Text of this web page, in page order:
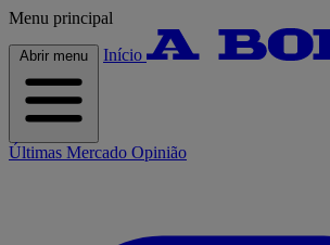
Menu principal
Abrir menu Início
Últimas Mercado Opinião